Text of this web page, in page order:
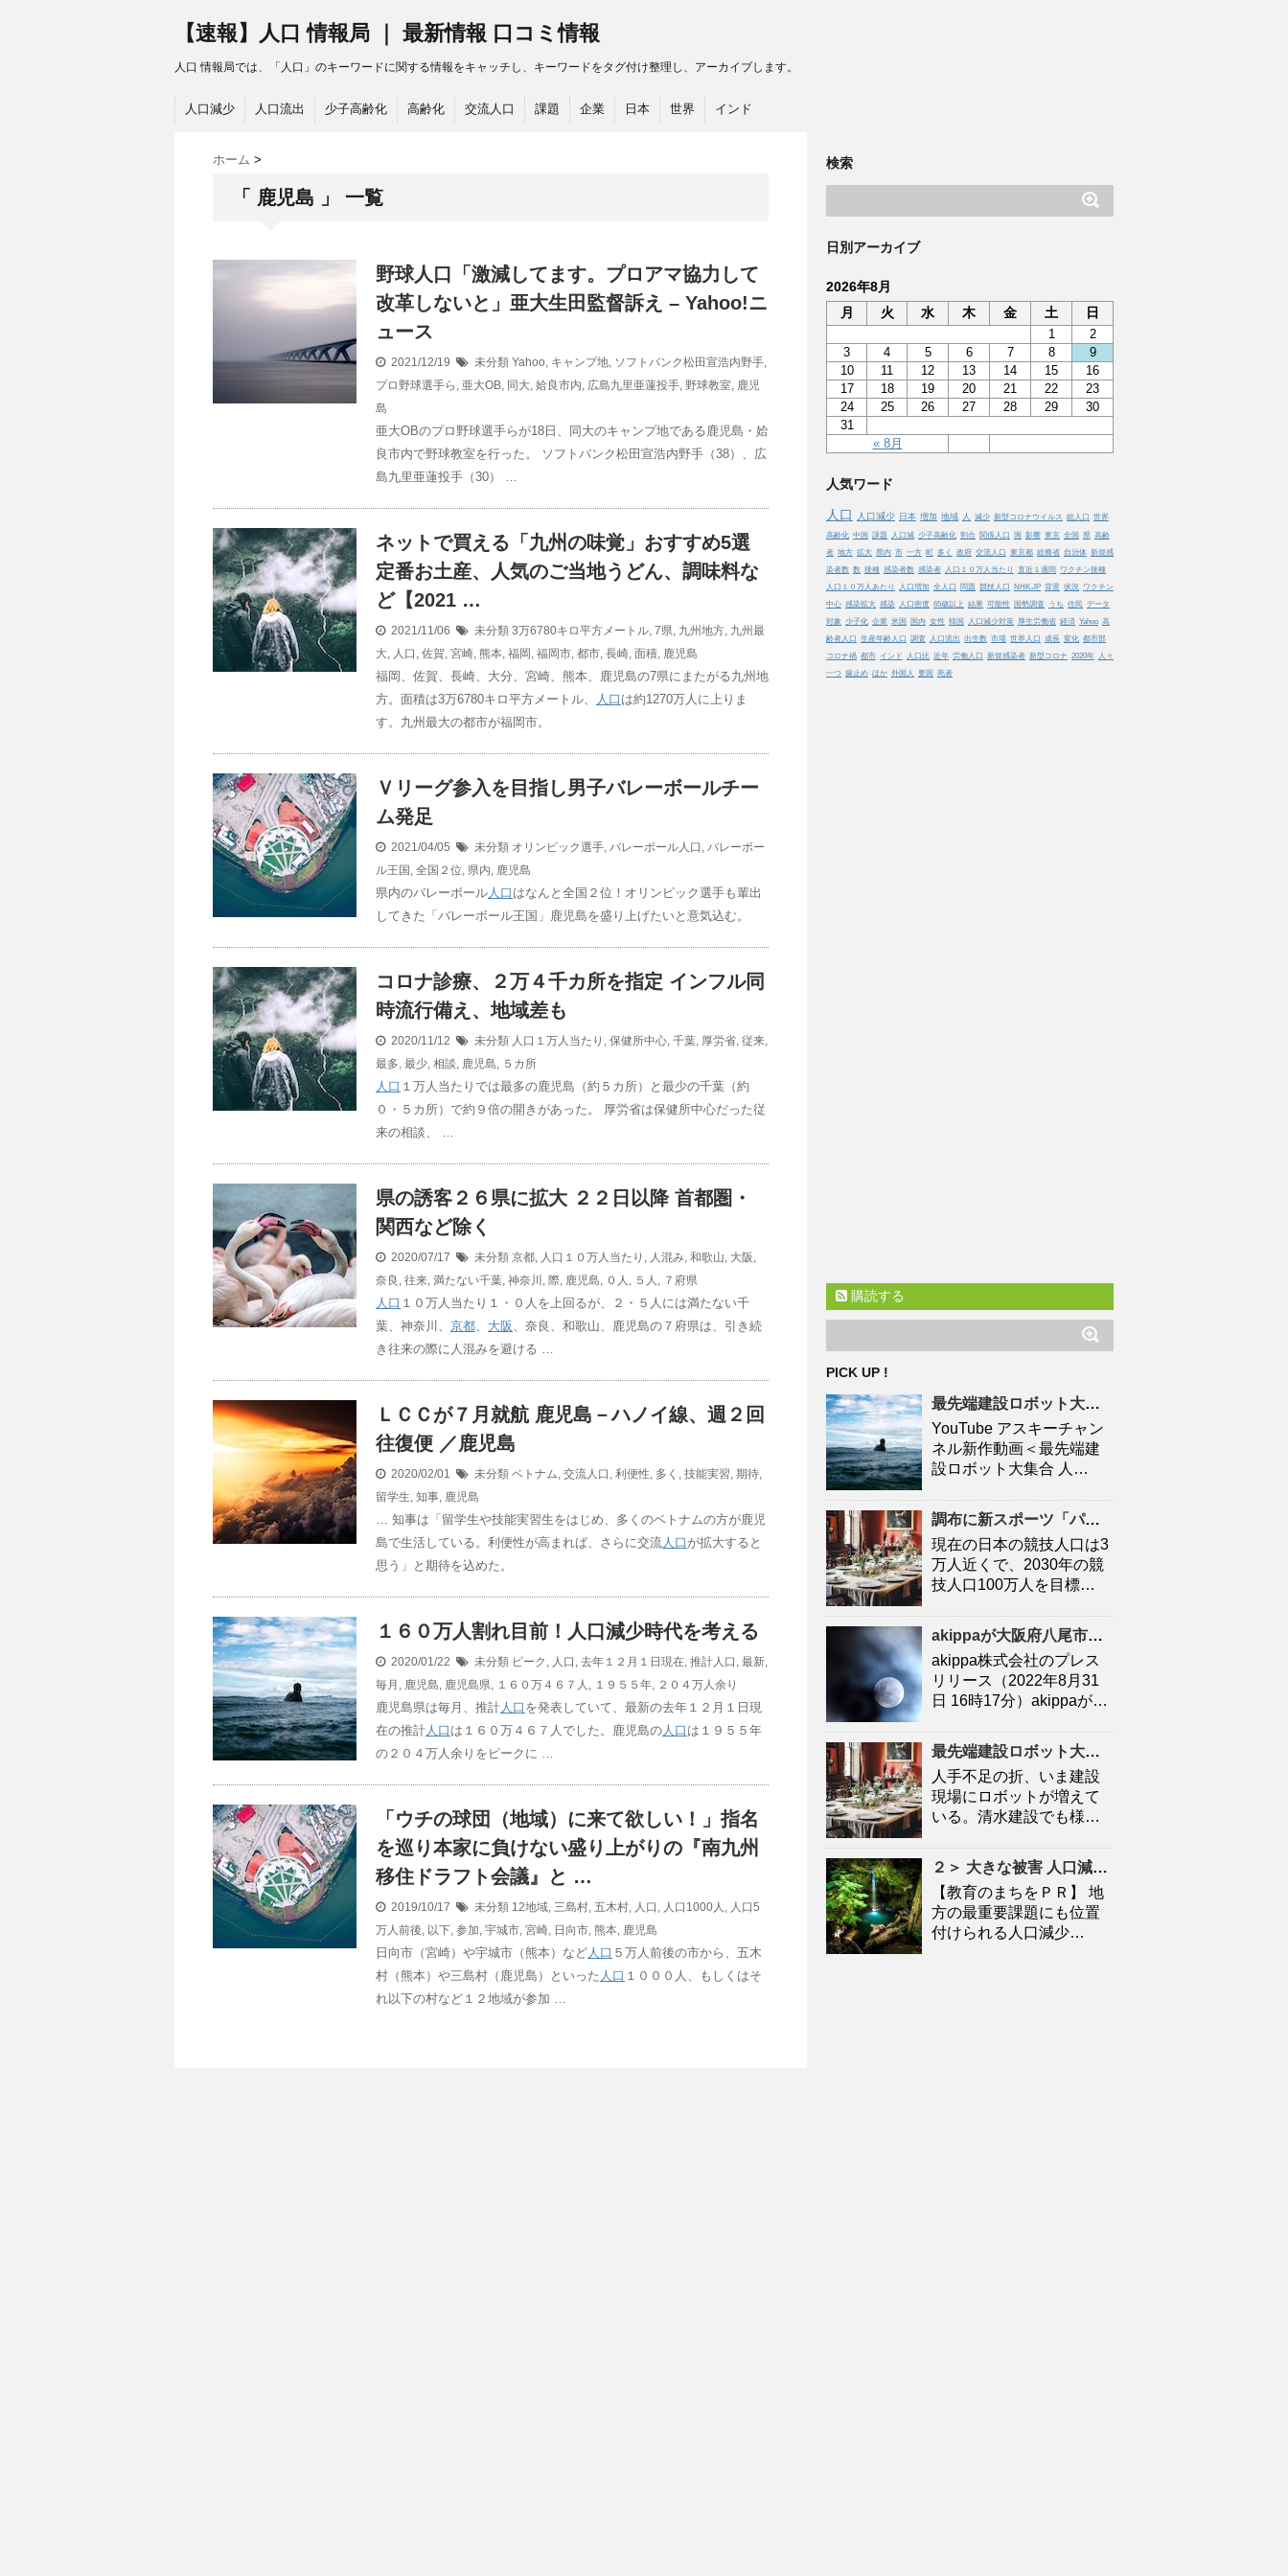
【速報】人口 情報局 ｜ 最新情報 口コミ情報
人口 情報局では、「人口」のキーワードに関する情報をキャッチし、キーワードをタグ付け整理し、アーカイブします。
人口減少 人口流出 少子高齢化 高齢化 交流人口 課題 企業 日本 世界 インド
ホーム >
「 鹿児島 」 一覧
野球人口
「激減してます。プロアマ協力して
改革しないと」亜大生田監督訴え – Yahoo!ニ
ュース
2021/12/19 未分類 Yahoo, キャンプ地, ソフトバンク松田宣浩内野手,
プロ野球選手ら , 亜大OB, 同大, 姶良市内, 広島九里亜蓮投手, 野球教室, 鹿児
島
亜大OBのプロ野球選手らが18日、同大のキャンプ地である鹿児島・姶
良市内で野球教室を行った。 ソフトバンク松田宣浩内野手（38）、広
島九里亜蓮投手（30） …
ネットで買える「九州の味覚」おすすめ5選
定番お土産、人気のご当地うどん、調味料な
ど【2021 …
2021/11/06 未分類 3万6780キロ平方メートル, 7県, 九州地方, 九州最
大, 人口 , 佐賀, 宮崎, 熊本, 福岡 , 福岡市, 都市, 長崎, 面積, 鹿児島
福岡、佐賀、長崎、大分、宮崎、熊本、鹿児島の7県にまたがる九州地
方。面積は3万6780キロ平方メートル、
人口 は約1270万人に上りま
す。九州最大の都市が福岡市。
Ｖリーグ参入を目指し男子バレーボールチー
ム発足
2021/04/05 未分類 オリンピック選手, バレーボール人口 , バレーボー
ル王国 , 全国２位, 県内, 鹿児島
県内のバレーボール人口 はなんと全国２位！オリンピック選手も輩出
してきた「バレーボール王国」鹿児島を盛り上げたいと意気込む。
コロナ診療、２万４千カ所を指定 インフル同
時流行備え、地域差も
2020/11/12 未分類 人口１万人当たり , 保健所中心, 千葉, 厚労省, 従来,
最多, 最少, 相談, 鹿児島, ５カ所
人口 １万人当たりでは最多の鹿児島（約５カ所）と最少の千葉（約
０・５カ所）で約９倍の開きがあった。 厚労省は保健所中心だった従
来の相談、 …
県の誘客２６県に拡大 ２２日以降 首都圏・
関西など除く
2020/07/17 未分類 京都, 人口１０万人当たり , 人混み, 和歌山, 大阪 ,
奈良 , 往来, 満たない千葉, 神奈川 , 際, 鹿児島, ０人 , ５人 , ７府県
人口 １０万人当たり１・０人を上回るが、２・５人には満たない千
葉、神奈川、 京都、 大阪 、奈良、和歌山、鹿児島の７府県は、引き続
き往来の際に人混みを避ける …
ＬＣＣが７月就航 鹿児島－ハノイ線、週２回
往復便 ／鹿児島
2020/02/01 未分類 ベトナム, 交流人口 , 利便性, 多く , 技能実習, 期待,
留学生, 知事, 鹿児島
… 知事は「留学生や技能実習生をはじめ、多くのベトナムの方が鹿児
島で生活している。利便性が高まれば、さらに交流人口 が拡大すると
思う」と期待を込めた。
１６０万人割れ目前！ 人口 減少時代を考える
2020/01/22 未分類 ピーク , 人口 , 去年１２月１日現在, 推計人口 , 最新,
毎月 , 鹿児島, 鹿児島県, １６０万４６７人 , １９５５年, ２０４万人余り
鹿児島県は毎月、推計人口 を発表していて、最新の去年１２月１日現
在の推計人口 は１６０万４６７人でした。鹿児島の人口 は１９５５年
の２０４万人余りをピークに …
「ウチの球団（地域）に来て欲しい！」指名
を巡り本家に負けない盛り上がりの『南九州
移住ドラフト会議』と …
2019/10/17 未分類 12地域, 三島村, 五木村, 人口 , 人口1000人 , 人口5
万人前後, 以下, 参加, 宇城市, 宮崎, 日向市, 熊本, 鹿児島
日向市（宮崎）や宇城市（熊本）など人口 ５万人前後の市から、五木
村（熊本）や三島村（鹿児島）といった 人口 １０００人、もしくはそ
れ以下の村など１２地域が参加 …
検索
日別アーカイブ
2026年8月
月
火 水 木 金 土 日
« 8月
1
2
3
4 5 6 7 8
9
10
11 12 13 14 15
16
17
18 19 20 21 22
23
24
25 26 27 28 29
30
31
人気ワード
人口
人口減少 日本 増加 地域 人 減少 新型コロナウイルス 総人口 世界
高齢化 中国 課題 人口減 少子高齢化 割合 関係人口 国 影響 東京 全国 県 高齢
者 地方 拡大 県内 市 一方 町 多く 政府 交流人口 東京都 総務省 自治体 新規感
染者数 数 接種 感染者数 感染者 人口１０万人当たり 直近１週間
ワクチン接種
人口１０万人あたり
人口増加 全人口 問題 競技人口 NHK.JP 背景 状況 ワクチン
中心 感染拡大 感染 人口密度 65歳以上 結果 可能性 国勢調査 うち 住民 データ
対象 少子化 企業 米国 国内 女性 韓国 人口減少対策 厚生労働省 経済 Yahoo 高
齢者人口 生産年齢人口 調査 人口流出 出生数 市場 世界人口 成長 変化 都市部
コロナ禍 都市 インド 人口比 近年 労働人口 新規感染者 新型コロナ 2020年 人々
一つ 歯止め ほか 外国人 要因 死者
購読する
PICK UP !
最先端建設ロボット大集合
YouTube アスキーチャン
ネル新作動画＜最先端建
設ロボット大集合 人…
調布に新スポーツ「パデル」施設 「キャプテン翼」高橋陽一さん手がける – 調布経済新聞
現在の日本の競技人口は3
万人近くで、2030年の競
技人口100万人を目標…
akippaが大阪府八尾市と連携協定を締結！駐車場シェアを活かしたにぎわいの創出と関係
akippa株式会社のプレス
リリース（2022年8月31
日 16時17分）akippaが…
最先端建設ロボット大集合
人手不足の折、いま建設
現場にロボットが増えて
いる。清水建設でも様…
２＞ 大きな被害 人口 減に拍車 「教育のまち」で移住促進｜特集 – 苫小牧民報
【教育のまちをＰＲ】 地
方の最重要課題にも位置
付けられる人口減少…